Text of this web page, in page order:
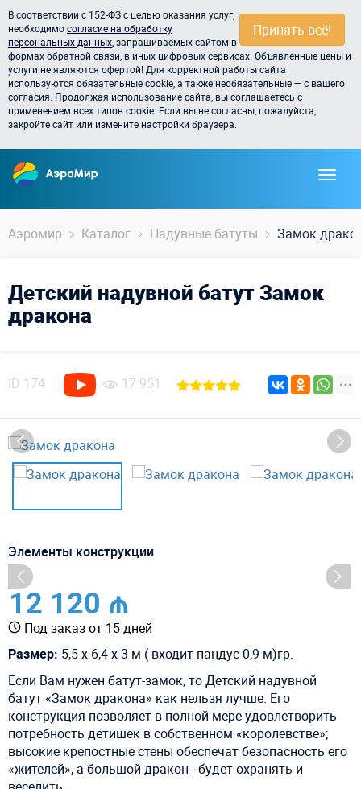
Принять всё!
В соответствии с 152-ФЗ с целью оказания услуг,
необходимосогласие на обработку
персональных данных , запрашиваемых сайтом в
формах обратной связи, в иных цифровых сервисах. Объявленные цены и
услуги не являются офертой! Для корректной работы сайта
используются обязательные cookie, а также необязательные — с вашего
согласия. Продолжая использование сайта, вы соглашаетесь с
применением всех типов cookie. Если вы не согласны, пожалуйста,
закройте сайт или измените настройки браузера.
Аэромир Каталог Надувные батуты Замок
Детский надувной батут Замок
дракона
ID 174 17 951
Элементы конструкции
12 120 ₼
Под заказ от 15 дней
Размер: 5,5 x 6,4 x 3 м ( входит пандус 0,9 м)гр.
Если Вам нужен батут-замок, то Детский надувной
батут «Замок дракона» как нельзя лучше. Его
конструкция позволяет в полной мере удовлетворить
потребность детишек в собственном «королевстве»;
высокие крепостные стены обеспечат безопасность его
«жителей», а большой дракон - будет охранять и